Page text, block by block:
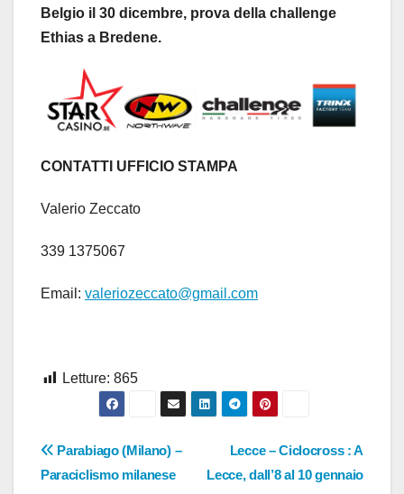
Belgio il 30 dicembre, prova della challenge
Ethias a Bredene.
CONTATTI UFFICIO STAMPA
Valerio Zeccato
339 1375067
Email: valeriozeccato@gmail.com
Letture: 865
Navigazione
Lecce – Ciclocross : A
Lecce, dall’8 al 10 gennaio
Parabiago (Milano) –
Paraciclismo milanese